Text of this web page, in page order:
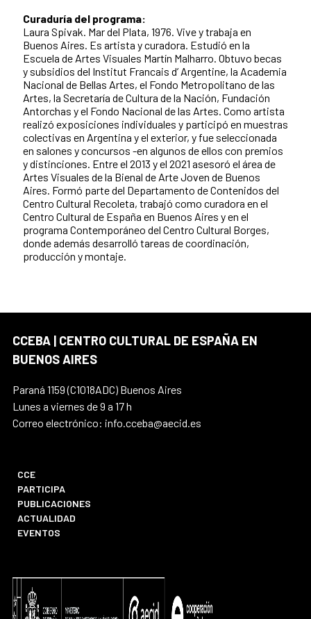
Curaduría del programa:
Laura Spivak. Mar del Plata, 1976. Vive y trabaja en
Buenos Aires. Es artista y curadora. Estudió en la
Escuela de Artes Visuales Martín Malharro. Obtuvo becas
y subsidios del Institut Francais d’ Argentine, la Academia
Nacional de Bellas Artes, el Fondo Metropolitano de las
Artes, la Secretaría de Cultura de la Nación, Fundación
Antorchas y el Fondo Nacional de las Artes. Como artista
realizó exposiciones individuales y participó en muestras
colectivas en Argentina y el exterior, y fue seleccionada
en salones y concursos -en algunos de ellos con premios
y distinciones. Entre el 2013 y el 2021 asesoró el área de
Artes Visuales de la Bienal de Arte Joven de Buenos
Aires. Formó parte del Departamento de Contenidos del
Centro Cultural Recoleta, trabajó como curadora en el
Centro Cultural de España en Buenos Aires y en el
programa Contemporáneo del Centro Cultural Borges,
donde además desarrolló tareas de coordinación,
producción y montaje.
CCEBA | CENTRO CULTURAL DE ESPAÑA EN
BUENOS AIRES
Paraná 1159 (C1018ADC) Buenos Aires
Lunes a viernes de 9 a 17 h
Correo electrónico: info.cceba@aecid.es
CCE
PARTICIPA
PUBLICACIONES
ACTUALIDAD
EVENTOS